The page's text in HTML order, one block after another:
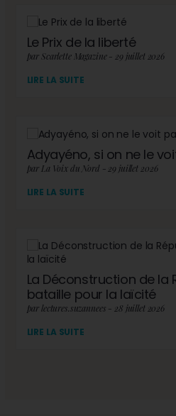
Le Prix de la liberté
par Scarlette Magazine - 29 juillet 2026
LIRE LA SUITE
Adyayéno, si on ne le
par La Voix du Nord - 29 juillet 2026
LIRE LA SUITE
La Déconstruction de la
bataille pour la laïcité
par lectures.suzannees - 28 juillet 2026
LIRE LA SUITE